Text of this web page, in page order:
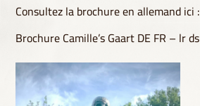
Consultez la brochure en allemand ici :
Brochure Camille’s Gaart DE FR – lr ds